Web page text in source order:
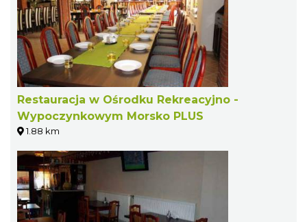
Restauracja w Ośrodku Rekreacyjno -
Wypoczynkowym Morsko PLUS
1.88 km